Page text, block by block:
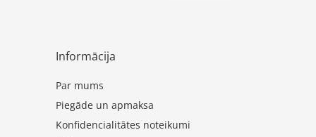
Informācija
Par mums
Piegāde un apmaksa
Konfidencialitātes noteikumi